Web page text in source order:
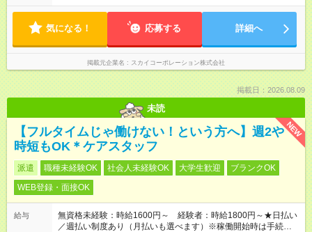
わることも！ 日給制なので、1時間で仕事が終わっても一日分も
気になる！ 応募する 詳細へ
掲載元企業名 スカイコーポレーション株式会社
掲載日：2026.08.09
未読
NEW
【フルタイムじゃ働けない！という方へ】週2や
時短もOK＊ケアスタッフ
派遣 職種未経験OK 社会人未経験OK 大学生歓迎
ブランクOK
WEB登録・面接OK
給与
無資格未経験：時給1600円～ 経験者：時給1800円～★日払い
／週払い制度あり（月払いも選べます）※稼働開始時は手続き完